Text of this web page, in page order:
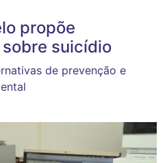
propõe
suicídio
de prevenção e